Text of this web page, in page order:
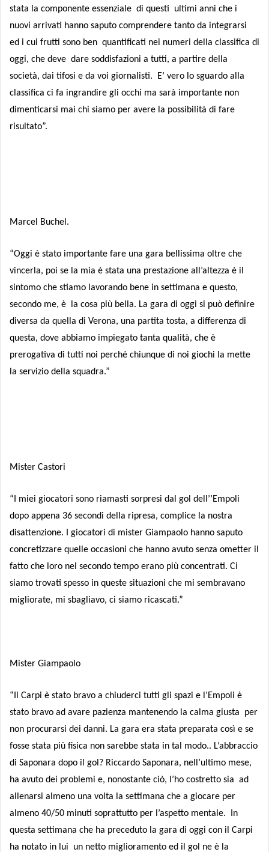
stata la componente essenziale di questi ultimi anni che i
nuovi arrivati hanno saputo comprendere tanto da integrarsi
ed i cui frutti sono ben quantificati nei numeri della classifica di
oggi, che deve dare soddisfazioni a tutti, a partire della
società, dai tifosi e da voi giornalisti. E’ vero lo sguardo alla
classifica ci fa ingrandire gli occhi ma sarà importante non
dimenticarsi mai chi siamo per avere la possibilità di fare
risultato”.
Marcel Buchel.
“Oggi è stato importante fare una gara bellissima oltre che
vincerla, poi se la mia è stata una prestazione all’altezza è il
sintomo che stiamo lavorando bene in settimana e questo,
secondo me, è la cosa più bella. La gara di oggi si può definire
diversa da quella di Verona, una partita tosta, a differenza di
questa, dove abbiamo impiegato tanta qualità, che è
prerogativa di tutti noi perché chiunque di noi giochi la mette
la servizio della squadra.”
Mister Castori
“I miei giocatori sono riamasti sorpresi dal gol dell’’Empoli
dopo appena 36 secondi della ripresa, complice la nostra
disattenzione. I giocatori di mister Giampaolo hanno saputo
concretizzare quelle occasioni che hanno avuto senza ometter il
fatto che loro nel secondo tempo erano più concentrati. Ci
siamo trovati spesso in queste situazioni che mi sembravano
migliorate, mi sbagliavo, ci siamo ricascati.”
Mister Giampaolo
“Il Carpi è stato bravo a chiuderci tutti gli spazi e l’Empoli è
stato bravo ad avare pazienza mantenendo la calma giusta per
non procurarsi dei danni. La gara era stata preparata così e se
fosse stata più fisica non sarebbe stata in tal modo.. L’abbraccio
di Saponara dopo il gol? Riccardo Saponara, nell’ultimo mese,
ha avuto dei problemi e, nonostante ciò, l’ho costretto sia ad
allenarsi almeno una volta la settimana che a giocare per
almeno 40/50 minuti soprattutto per l’aspetto mentale. In
questa settimana che ha preceduto la gara di oggi con il Carpi
ha notato in lui un netto miglioramento ed il gol ne è la